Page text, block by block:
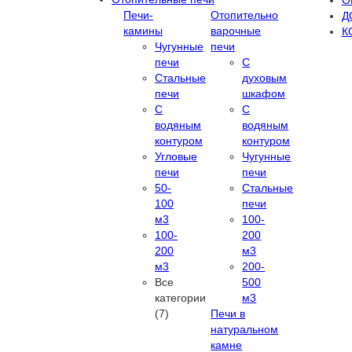
Печи-
камины
Чугунные
печи
Стальные
печи
С
водяным
контуром
Угловые
печи
50-
100
м3
100-
200
м3
Все
категории
(7)
Отопительно
варочные
печи
С
духовым
шкафом
С
водяным
контуром
Чугунные
печи
Стальные
печи
100-
200
м3
200-
500
м3
Печи в
натуральном
камне